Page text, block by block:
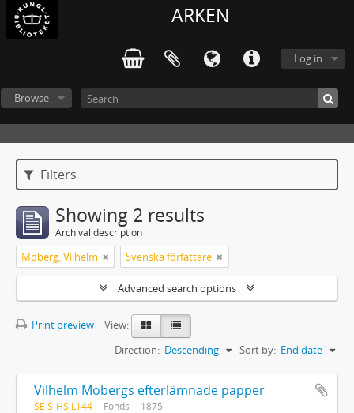
ARKEN
Log in
Browse
Filters
Showing 2 results
Archival description
Moberg, Vilhelm Svenska författare
Advanced search options
Print preview
View:
Sort by: End date
Direction: Descending
Vilhelm Mobergs efterlämnade papper
SE S-HS L144 Fonds 1875